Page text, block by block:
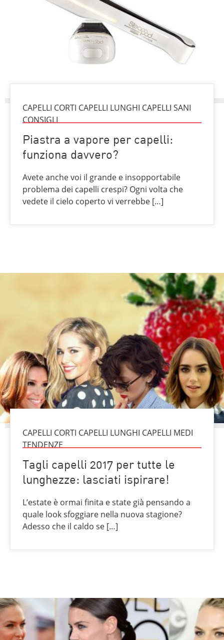
CAPELLI CORTI CAPELLI LUNGHI CAPELLI SANI
CONSIGLI
Piastra a vapore per capelli:
funziona davvero?
Avete anche voi il grande e insopportabile
problema dei capelli crespi? Ogni volta che
vedete il cielo coperto vi verrebbe […]
CAPELLI CORTI CAPELLI LUNGHI CAPELLI MEDI
TENDENZE
Tagli capelli 2017 per tutte le
lunghezze: lasciati ispirare!
L’estate è ormai finita e state già pensando a
quale look sfoggiare nella nuova stagione?
Adesso che il caldo se […]